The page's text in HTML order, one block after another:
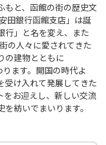
もと、函館の街の歴史文
田銀行函館支店」は誕
行」と名を変え、また
の人々に愛されてきた
の建物とともに
ます。開国の時代よ
受け入れて発展してきた
お迎えし、新しい交流
紡いでまいります。